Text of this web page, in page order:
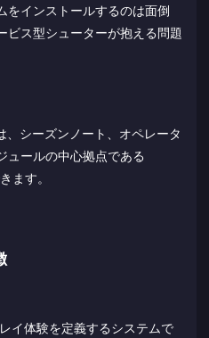
をインストールするのは面倒
ビス型シューターが抱える問題
シーズンノート、オペレータ
ュールの中心拠点である
ます。
イ体験を定義するシステムで